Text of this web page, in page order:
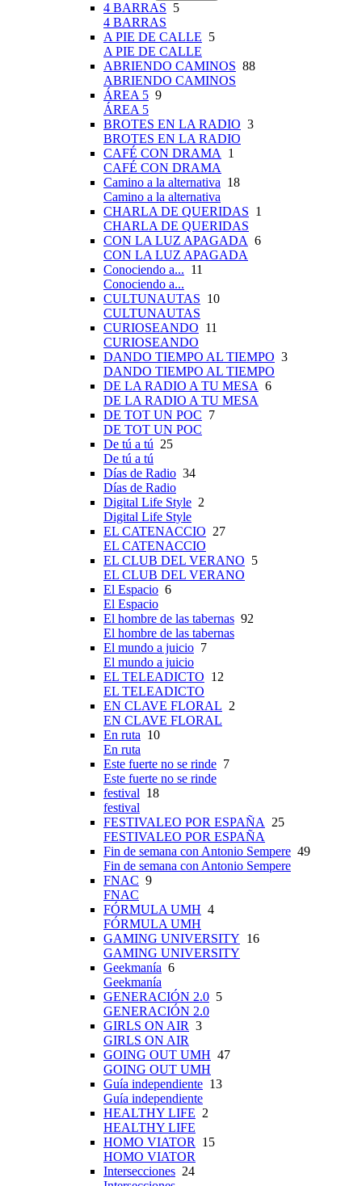
4 BARRAS 5
4 BARRAS
A PIE DE CALLE 5
A PIE DE CALLE
ABRIENDO CAMINOS 88
ABRIENDO CAMINOS
ÁREA 5 9
ÁREA 5
BROTES EN LA RADIO 3
BROTES EN LA RADIO
CAFÉ CON DRAMA
1
CAFÉ CON DRAMA
Camino a la alternativa 18
Camino a la alternativa
CHARLA DE QUERIDAS 1
CHARLA DE QUERIDAS
CON LA LUZ APAGADA 6
CON LA LUZ APAGADA
Conociendo a... 11
Conociendo a...
CULTUNAUTAS 10
CULTUNAUTAS
CURIOSEANDO 11
CURIOSEANDO
DANDO TIEMPO AL TIEMPO 3
DANDO TIEMPO AL TIEMPO
DE LA RADIO A TU MESA 6
DE LA RADIO A TU MESA
DE TOT UN POC 7
DE TOT UN POC
De tú a tú 25
De tú a tú
Días de Radio 34
Días de Radio
Digital Life Style 2
Digital Life Style
EL CATENACCIO 27
EL CATENACCIO
EL CLUB DEL VERANO 5
EL CLUB DEL VERANO
El Espacio 6
El Espacio
El hombre de las tabernas 92
El hombre de las tabernas
El mundo a juicio 7
El mundo a juicio
EL TELEADICTO 12
EL TELEADICTO
EN CLAVE FLORAL 2
EN CLAVE FLORAL
En ruta 10
En ruta
Este fuerte no se rinde 7
Este fuerte no se rinde
festival 18
festival
FESTIVALEO POR ESPAÑA
25
FESTIVALEO POR ESPAÑA
Fin de semana con Antonio Sempere 49
Fin de semana con Antonio Sempere
FNAC 9
FNAC
FÓRMULA UMH 4
FÓRMULA UMH
GAMING UNIVERSITY 16
GAMING UNIVERSITY
Geekmanía 6
Geekmanía
GENERACIÓN 2.0 5
GENERACIÓN 2.0
GIRLS ON AIR 3
GIRLS ON AIR
GOING OUT UMH 47
GOING OUT UMH
Guía independiente 13
Guía independiente
HEALTHY LIFE 2
HEALTHY LIFE
HOMO VIATOR
15
HOMO VIATOR
Intersecciones 24